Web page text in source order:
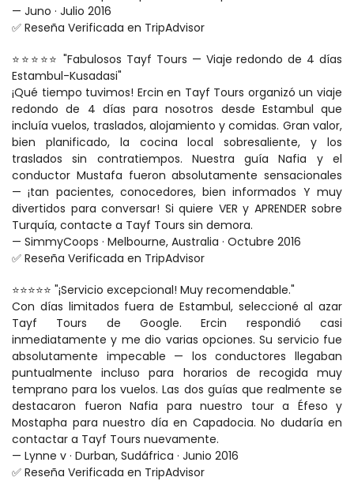
— Juno · Julio 2016
✅ Reseña Verificada en TripAdvisor
⭐⭐⭐⭐⭐ "Fabulosos Tayf Tours — Viaje redondo de 4 días
Estambul-Kusadasi"
¡Qué tiempo tuvimos! Ercin en Tayf Tours organizó un viaje
redondo de 4 días para nosotros desde Estambul que
incluía vuelos, traslados, alojamiento y comidas. Gran valor,
bien planificado, la cocina local sobresaliente, y los
traslados sin contratiempos. Nuestra guía Nafia y el
conductor Mustafa fueron absolutamente sensacionales
— ¡tan pacientes, conocedores, bien informados Y muy
divertidos para conversar! Si quiere VER y APRENDER sobre
Turquía, contacte a Tayf Tours sin demora.
— SimmyCoops · Melbourne, Australia · Octubre 2016
✅ Reseña Verificada en TripAdvisor
⭐⭐⭐⭐⭐ "¡Servicio excepcional! Muy recomendable."
Con días limitados fuera de Estambul, seleccioné al azar
Tayf Tours de Google. Ercin respondió casi
inmediatamente y me dio varias opciones. Su servicio fue
absolutamente impecable — los conductores llegaban
puntualmente incluso para horarios de recogida muy
temprano para los vuelos. Las dos guías que realmente se
destacaron fueron Nafia para nuestro tour a Éfeso y
Mostapha para nuestro día en Capadocia. No dudaría en
contactar a Tayf Tours nuevamente.
— Lynne v · Durban, Sudáfrica · Junio 2016
✅ Reseña Verificada en TripAdvisor